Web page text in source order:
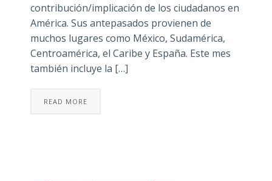
contribución/implicación de los ciudadanos en
América. Sus antepasados provienen de
muchos lugares como México, Sudamérica,
Centroamérica, el Caribe y España. Este mes
también incluye la […]
READ MORE